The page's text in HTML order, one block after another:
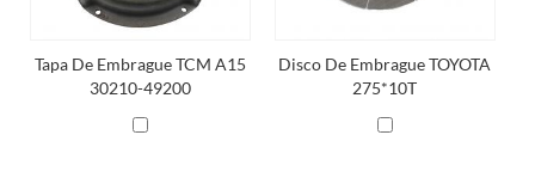
Tapa De Embrague TCM A15
30210-49200
Disco De Embrague TOYOTA
275*10T